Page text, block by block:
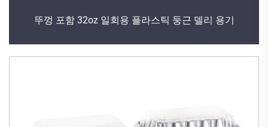
뚜껑 포함 32oz 일회용 플라스틱 둥근 델리 용기